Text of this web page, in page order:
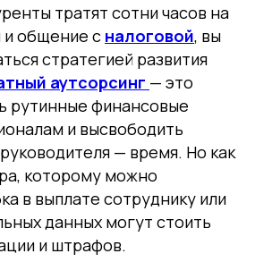
тратят сотни часов на
и общение с налоговой, вы
стратегией развития
аутсорсинг — это
рутинные финансовые
и высвободить
— время. Но как
которому можно
в выплате сотруднику или
данных могут стоить
и штрафов.